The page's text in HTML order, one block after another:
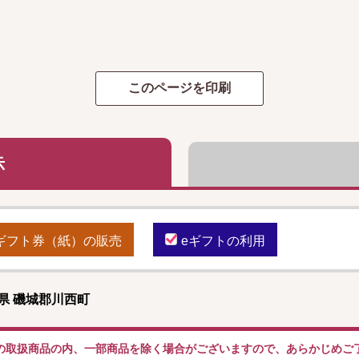
フト券（紙）の販売 eギフトの利用
磯城郡川西町
扱商品の内、一部商品を除く場合がございますので、あらかじめご